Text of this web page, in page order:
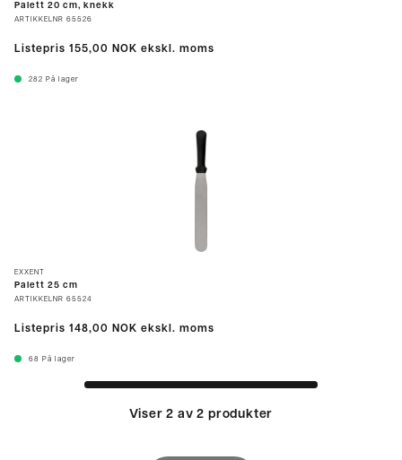
Palett 20 cm, knekk
ARTIKKELNR 65526
Listepris 155,00 NOK ekskl. moms
282 På lager
EXXENT
Palett 25 cm
ARTIKKELNR 65524
Listepris 148,00 NOK ekskl. moms
68 På lager
Viser 2 av 2 produkter